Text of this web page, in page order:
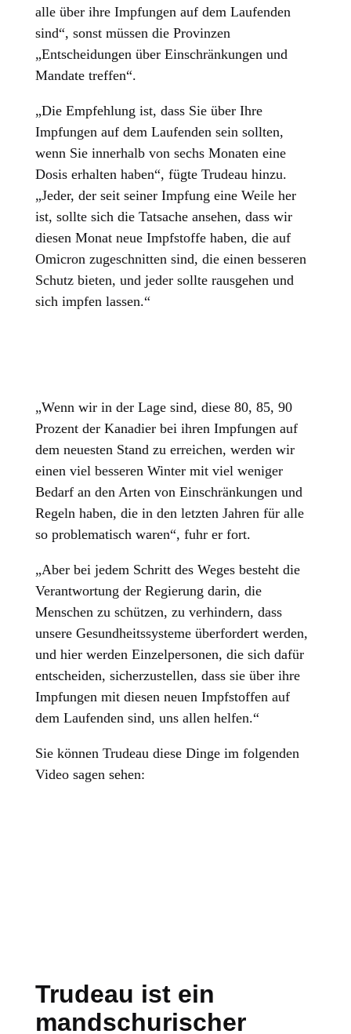
alle über ihre Impfungen auf dem Laufenden
sind“, sonst müssen die Provinzen
„Entscheidungen über Einschränkungen und
Mandate treffen“.
„Die Empfehlung ist, dass Sie über Ihre
Impfungen auf dem Laufenden sein sollten,
wenn Sie innerhalb von sechs Monaten eine
Dosis erhalten haben“, fügte Trudeau hinzu.
„Jeder, der seit seiner Impfung eine Weile her
ist, sollte sich die Tatsache ansehen, dass wir
diesen Monat neue Impfstoffe haben, die auf
Omicron zugeschnitten sind, die einen besseren
Schutz bieten, und jeder sollte rausgehen und
sich impfen lassen.“
„Wenn wir in der Lage sind, diese 80, 85, 90
Prozent der Kanadier bei ihren Impfungen auf
dem neuesten Stand zu erreichen, werden wir
einen viel besseren Winter mit viel weniger
Bedarf an den Arten von Einschränkungen und
Regeln haben, die in den letzten Jahren für alle
so problematisch waren“, fuhr er fort.
„Aber bei jedem Schritt des Weges besteht die
Verantwortung der Regierung darin, die
Menschen zu schützen, zu verhindern, dass
unsere Gesundheitssysteme überfordert werden,
und hier werden Einzelpersonen, die sich dafür
entscheiden, sicherzustellen, dass sie über ihre
Impfungen mit diesen neuen Impfstoffen auf
dem Laufenden sind, uns allen helfen.“
Sie können Trudeau diese Dinge im folgenden
Video sagen sehen:
Trudeau ist ein
mandschurischer